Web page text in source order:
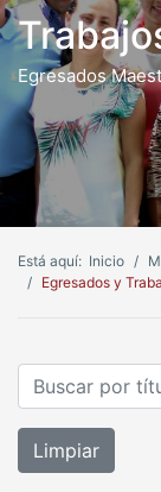
Egresados
Está aquí: Inicio
Egresados y
Buscar por
Limpiar